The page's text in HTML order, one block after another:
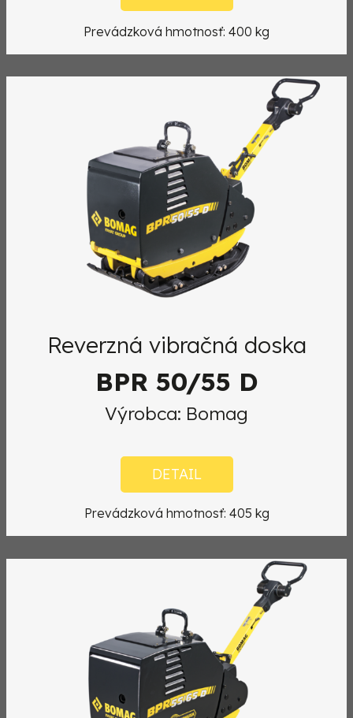
Prevádzková hmotnosť: 400 kg
Reverzná vibračná doska
BPR 50/55 D
Výrobca: Bomag
DETAIL
Prevádzková hmotnosť: 405 kg